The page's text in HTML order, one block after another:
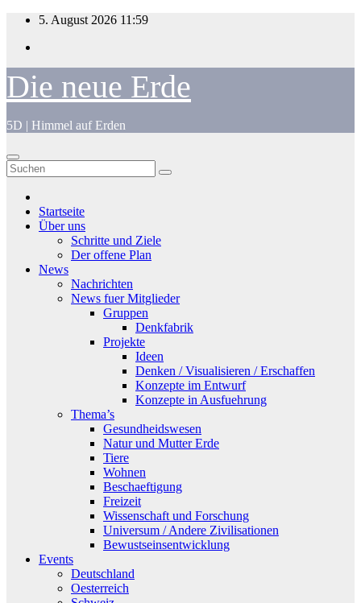
Zum
springen
5. August 2026 11:59
Die neue Erde
5D | Himmel auf Erden
Startseite
Über uns
Schritte und Ziele
Der offene Plan
News
Nachrichten
News fuer Mitglieder
Gruppen
Denkfabrik
Projekte
Ideen
Denken / Visualisieren / Erschaffen
Konzepte im Entwurf
Konzepte in Ausfuehrung
Thema’s
Gesundheidswesen
Natur und Mutter Erde
Tiere
Wohnen
Beschaeftigung
Freizeit
Wissenschaft und Forschung
Universum / Andere Zivilisationen
Bewustseinsentwicklung
Events
Deutschland
Oesterreich